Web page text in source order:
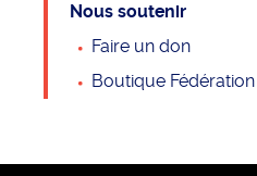
Nous soutenir
Faire un don
Boutique Fédération